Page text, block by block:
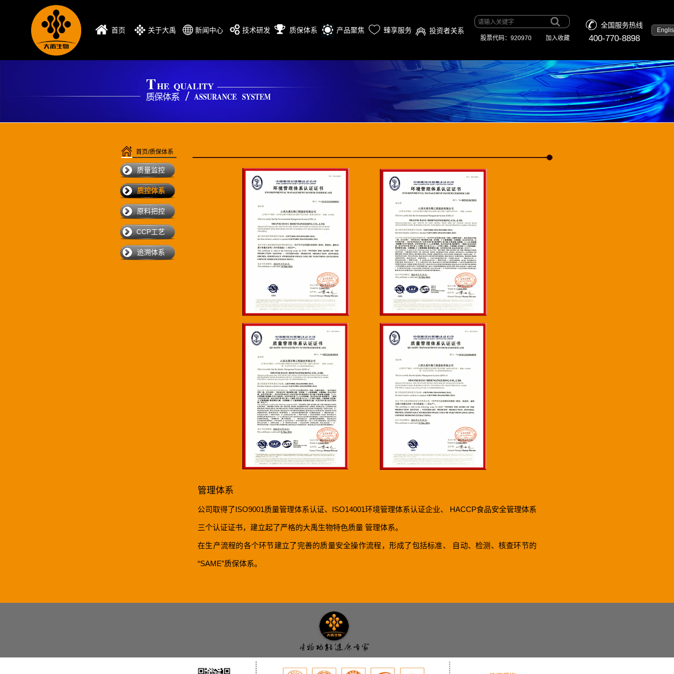
首页 关于大禹 新闻中心 技术研发 质保体系 产品聚焦 臻享服务 投资者关系
股票代码：920970 加入收藏
全国服务热线
400-770-8898
首页/质保体系
质量监控
质控体系
原料把控
CCP工艺
追溯体系
管理体系
公司取得了ISO9001质量管理体系认证、ISO14001环境管理体系认证企业、 HACCP食品安全管理体系
三个认证证书，建立起了严格的大禹生物特色质量 管理体系。
在生产流程的各个环节建立了完善的质量安全操作流程，形成了包括标准、 自动、检测、核查环节的
“SAME”质保体系。